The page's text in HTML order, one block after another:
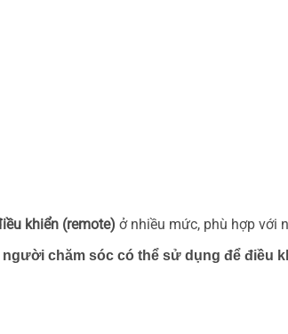
khiển (remote) ở nhiều mức, phù hợp với
chăm sóc có thể sử dụng để điều